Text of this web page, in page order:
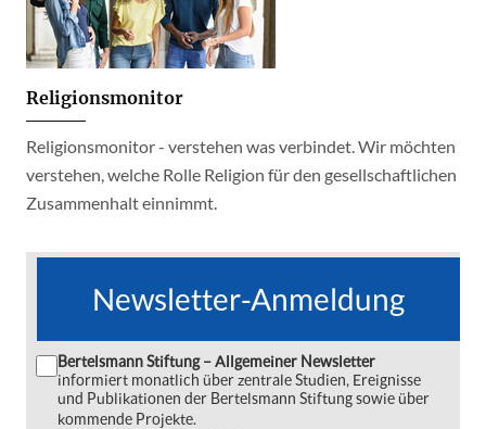
Religionsmonitor
Religionsmonitor - verstehen was verbindet. Wir möchten
verstehen, welche Rolle Religion für den gesellschaftlichen
Zusammenhalt einnimmt.
Newsletter-Anmeldung
Bertelsmann Stiftung – Allgemeiner Newsletter
informiert monatlich über zentrale Studien, Ereignisse
und Publikationen der Bertelsmann Stiftung sowie über
kommende Projekte.